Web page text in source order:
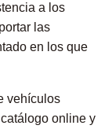
a los
las
en los que
vehículos
online y